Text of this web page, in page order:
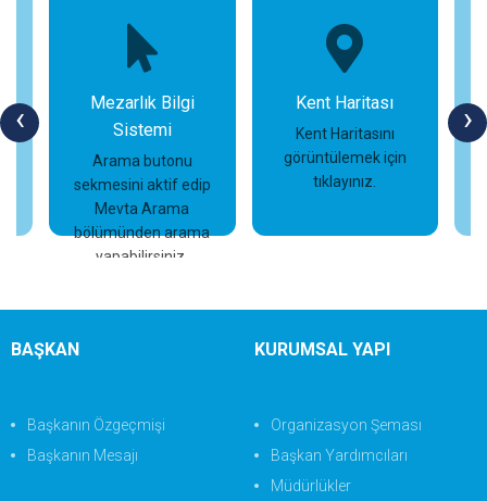
‹ ›
Mezarlık Bilgi
Sistemi
Arama butonu
sekmesini aktif edip
Mevta Arama
bölümünden arama
yapabilirsiniz.
İncele
Kent Haritası
Kent Haritasını
görüntülemek için
tıklayınız.
BAŞKAN
Başkanın Özgeçmişi
Başkanın Mesajı
KURUMSAL YAPI
Organizasyon Şeması
Başkan Yardımcıları
Müdürlükler